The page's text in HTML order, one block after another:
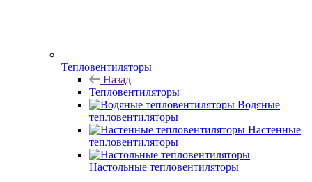
Тепловентиляторы
Назад
Тепловентиляторы
Водяные
тепловентиляторы
Настенные
тепловентиляторы
Настольные тепловентиляторы